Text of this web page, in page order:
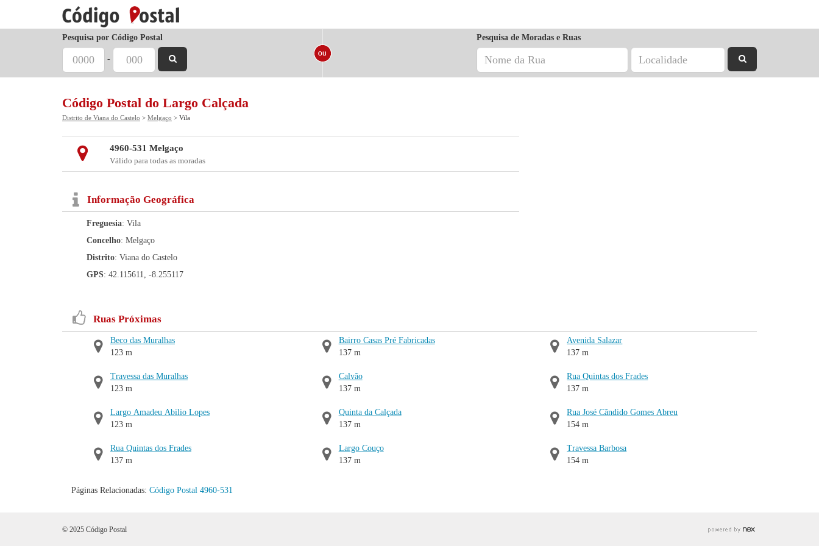
Pesquisa por Código Postal
-
Pesquisa de Moradas e Ruas
Código Postal do Largo Calçada
Distrito de Viana do Castelo > Melgaço > Vila
4960-531 Melgaço
Válido para todas as moradas
Informação Geográfica
Freguesia: Vila
Concelho: Melgaço
Distrito: Viana do Castelo
GPS: 42.115611, -8.255117
Ruas Próximas
Beco das Muralhas
123 m
Travessa das Muralhas
123 m
Largo Amadeu Abilio Lopes
123 m
Rua Quintas dos Frades
137 m
Bairro Casas Pré Fabricadas
137 m
Calvão
137 m
Quinta da Calçada
137 m
Largo Couço
137 m
Avenida Salazar
137 m
Rua Quintas dos Frades
137 m
Rua José Cândido Gomes Abreu
154 m
Travessa Barbosa
154 m
Páginas Relacionadas: Código Postal 4960-531
© 2025 Código Postal